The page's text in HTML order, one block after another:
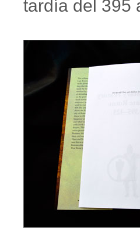
tardía del 395